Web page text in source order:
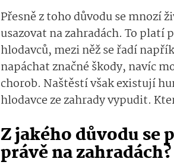
Přesně z toho důvodu se mnozí
usazovat na zahradách. To platí
hlodavců, mezi něž se řadí
napáchat značné škody, navíc
chorob. Naštěstí však existují
hlodavce ze zahrady vypudit.
Z jakého důvodu se
právě na zahradách?